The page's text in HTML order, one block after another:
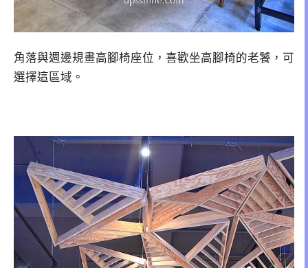
角落與週邊規畫高腳椅座位，喜歡坐高腳椅的老饕，可
選擇這區域。